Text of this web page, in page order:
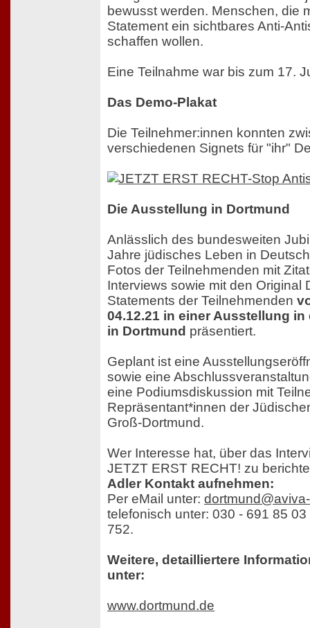
bewusst werden. Menschen, die
Statement ein sichtbares Anti-
schaffen wollen.
Eine Teilnahme war bis zum 17.
Das Demo-Plakat
Die Teilnehmer:innen konnten
verschiedenen Signets für "ihr"
Die Ausstellung in Dortmund
Anlässlich des bundesweiten
Jahre jüdisches Leben in
Fotos der Teilnehmenden mit
Interviews sowie mit den Original
Statements der Teilnehmenden
04.12.21 in einer Ausstellung
in Dortmund präsentiert.
Geplant ist eine
sowie eine
eine Podiumsdiskussion mit
Repräsentant*innen der
Groß-Dortmund.
Wer Interesse hat, über das
JETZT ERST RECHT! zu
Adler Kontakt aufnehmen:
Per eMail unter:
telefonisch unter: 030 - 691 85
752.
Weitere, detailliertere
unter:
www.dortmund.de